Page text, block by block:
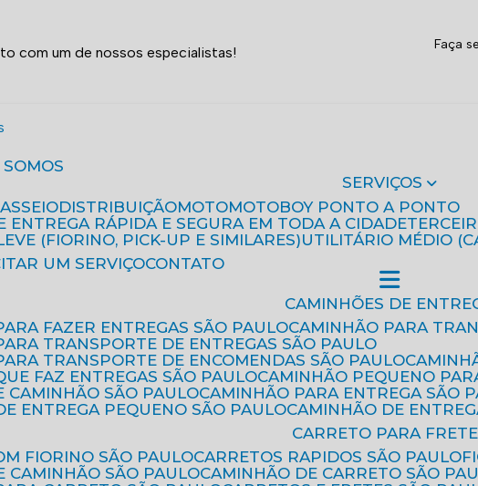
com um de nossos especialistas!
Faça
SOMOS
SERVIÇOS
DISTRIBUIÇÃO MOTO
MOTOBOY PONTO A PONTO
ENTREGA RÁPIDA E SEGURA EM TODA A CIDADE
(FIORINO, PICK-UP E SIMILARES)
UTILITÁRIO MÉDIO
UM SERVIÇO CONTATO
CAMINHÕES DE
FAZER ENTREGAS SÃO PAULO
CAMINHÃO PARA
TRANSPORTE DE ENTREGAS SÃO PAULO
TRANSPORTE DE ENCOMENDAS SÃO PAULO
FAZ ENTREGAS SÃO PAULO
CAMINHÃO PEQUENO
CAMINHÃO SÃO PAULO
CAMINHÃO PARA ENTREGA SÃO
ENTREGA PEQUENO SÃO PAULO
CAMINHÃO DE
CARRETO PARA
FIORINO SÃO PAULO
CARRETOS RAPIDOS SÃO PAULO
CAMINHÃO SÃO PAULO
CAMINHÃO DE CARRETO SÃO